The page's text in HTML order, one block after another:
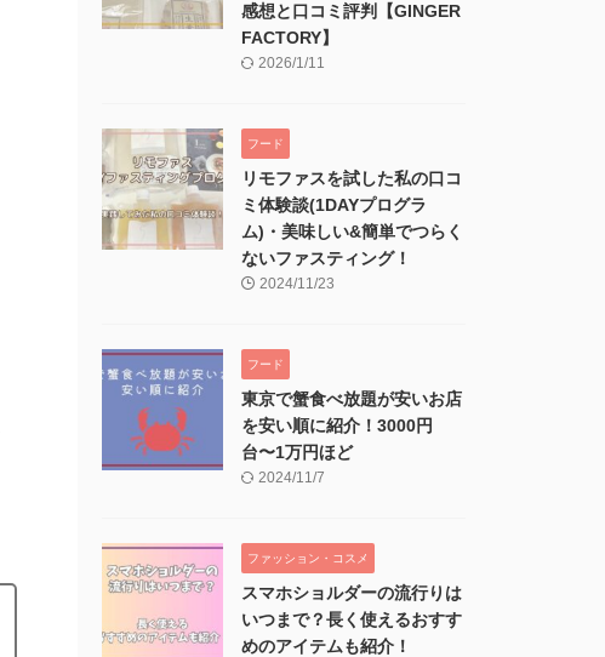
感想と口コミ評判【GINGER
FACTORY】
2026/1/11
フード
リモファスを試した私の口コ
ミ体験談(1DAYプログラ
ム)・美味しい&簡単でつらく
ないファスティング！
2024/11/23
フード
東京で蟹食べ放題が安いお店
を安い順に紹介！3000円
台〜1万円ほど
2024/11/7
ファッション・コスメ
スマホショルダーの流行りは
いつまで？長く使えるおすす
めのアイテムも紹介！